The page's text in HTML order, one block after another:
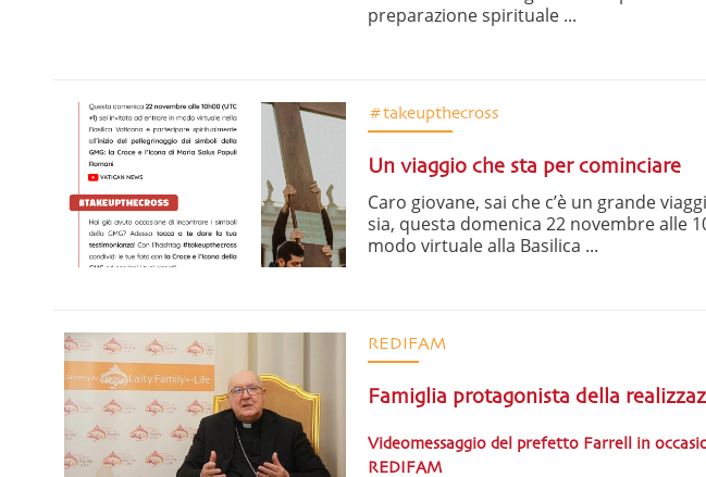
preparazione spirituale ...
#takeupthecross
Un viaggio che sta per cominciare
Caro giovane, sai che c’è un grande
sia, questa domenica 22 novembre alle
modo virtuale alla Basilica ...
REDIFAM
Famiglia protagonista della
Videomessaggio del prefetto Farrell in
REDIFAM